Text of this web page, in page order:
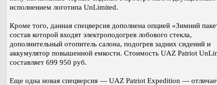
исполнением логотипа UnLimited.
Кроме того, данная спецверсия дополнена опцией «Зимний
состав которой входят электроподогрев лобового стекла,
дополнительный отопитель салона, подогрев задних сидений и
аккумулятор повышенной емкости. Стоимость UAZ Patriot
составляет 699 950 руб.
Еще одна новая спецверсия — UAZ Patriot Expedition —